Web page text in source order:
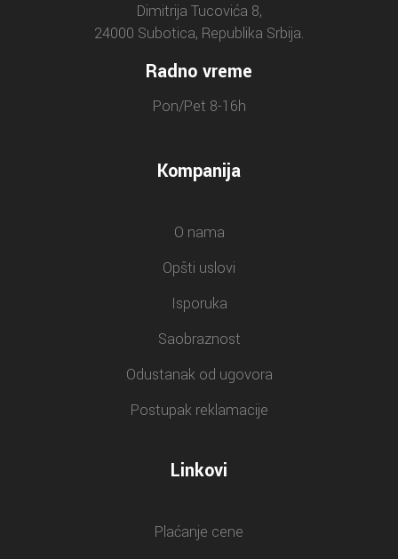
Dimitrija Tucovića 8,
24000 Subotica, Republika Srbija.
Radno vreme
Pon/Pet 8-16h
Kompanija
O nama
Opšti uslovi
Isporuka
Saobraznost
Odustanak od ugovora
Postupak reklamacije
Linkovi
Plaćanje cene